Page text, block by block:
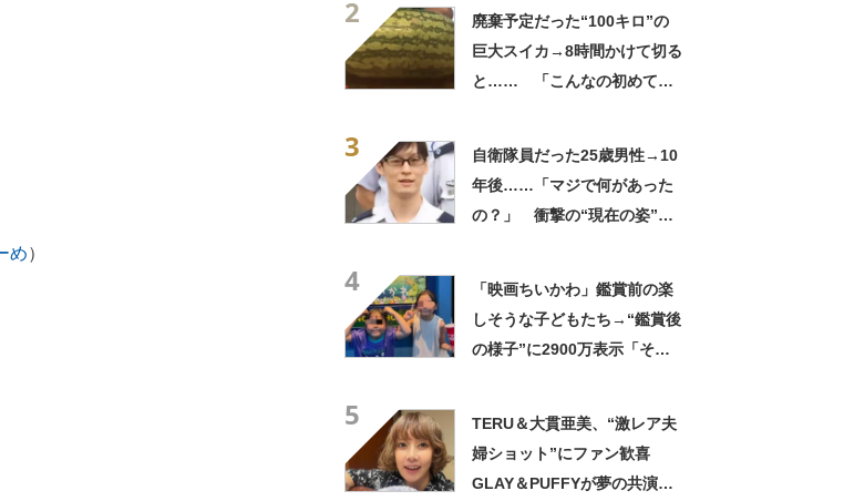
め）
2
廃棄予定だった“100キロ”の
巨大スイカ→8時間かけて切る
と…… 「こんなの初めて見
3
自衛隊員だった25歳男性→10
年後……「マジで何があった
の？」 衝撃の“現在の姿”が
4
「映画ちいかわ」鑑賞前の楽
しそうな子どもたち→“鑑賞後
の様子”に2900万表示「そう
5
TERU＆大貫亜美、“激レア夫
婦ショット”にファン歓喜
GLAY＆PUFFYが夢の共演